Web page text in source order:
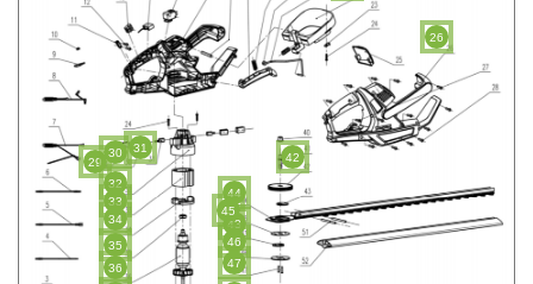
26
29
30 31
32
33
34
35
36
42
43
44
45
46
47